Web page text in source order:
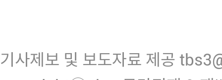
기사제보 및 보도자료 제공